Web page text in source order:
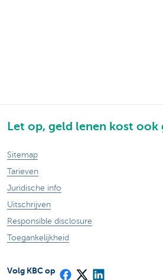
Let op, geld lenen kost ook
Sitemap
Tarieven
Juridische info
Uitschrijven
Responsible disclosure
Toegankelijkheid
Volg KBC op